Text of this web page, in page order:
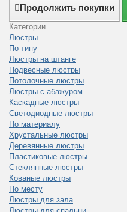
Продолжить покупки
Категории
Люстры
По типу
Люстры на штанге
Подвесные люстры
Потолочные люстры
Люстры с абажуром
Каскадные люстры
Светодиодные люстры
По материалу
Хрустальные люстры
Деревянные люстры
Пластиковые люстры
Стеклянные люстры
Кованые люстры
По месту
Люстры для зала